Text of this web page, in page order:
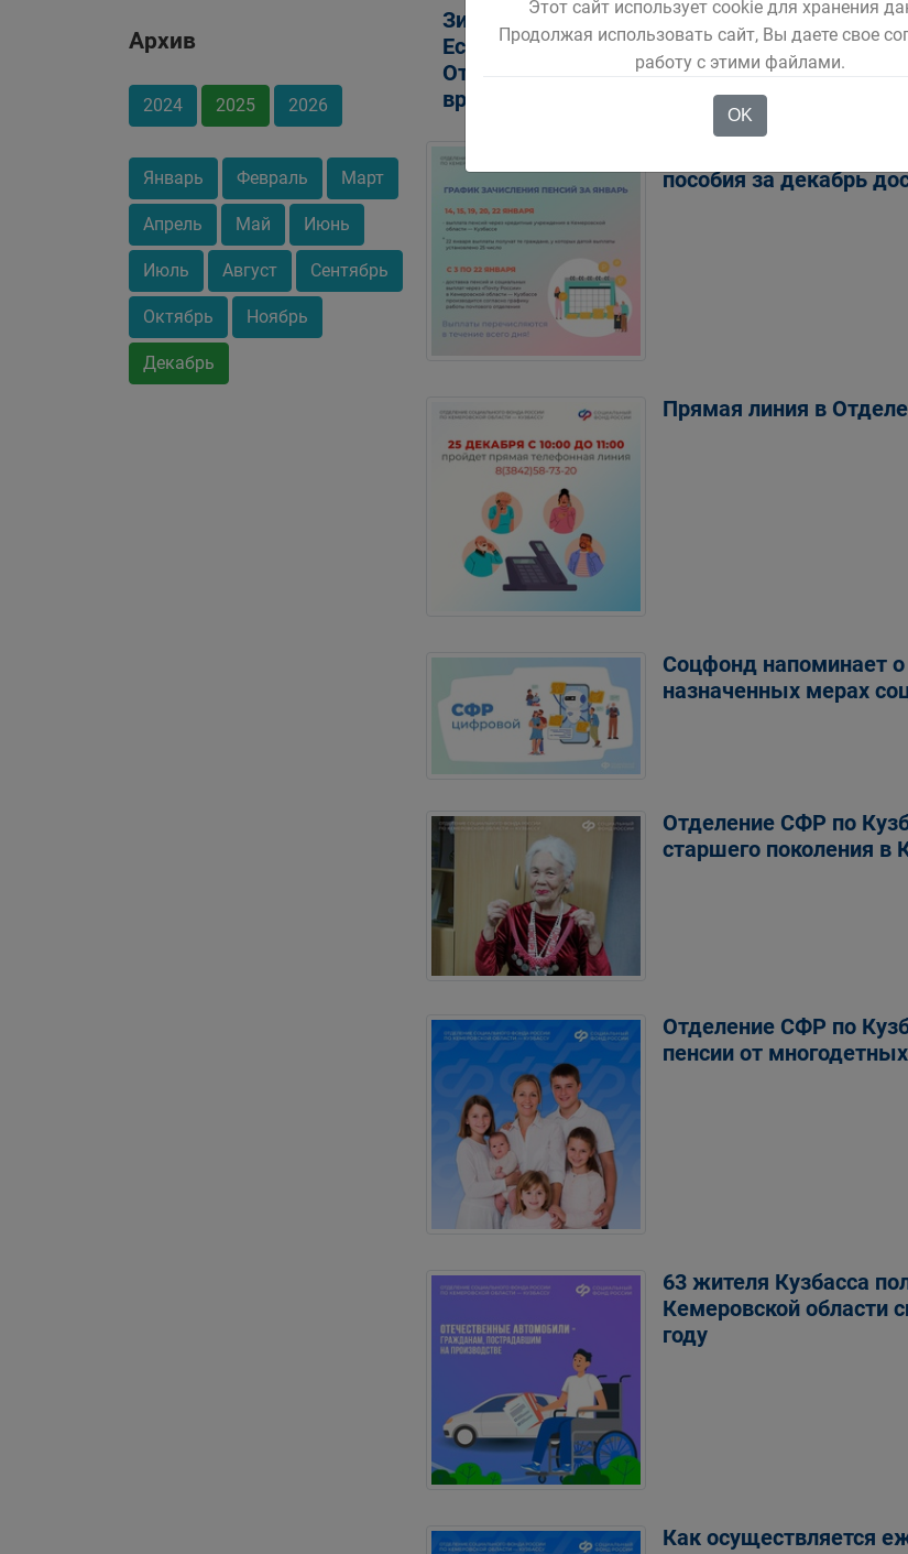
Архив
2024 2025 2026
Январь Февраль Март
Апрель Май Июнь
Июль Август Сентябрь
Октябрь Ноябрь
Декабрь
Зима - это не только Новый год, лыжи и
Если ребенок заболел, родитель может
Отделение Соцфонда по Кемеровской
временной нетрудоспособности
Отделение Соцфонда
пособия за декабрь
Прямая линия в
Соцфонд напоминает
назначенных мерах
Отделение СФР по
старшего поколения в
Отделение СФР по
пенсии от
63 жителя Кузбасса
Кемеровской области
году
Как осуществляется
Этот сайт использует cookie для хранения
Продолжая использовать сайт, Вы даете свое
работу с этими файлами.
OK